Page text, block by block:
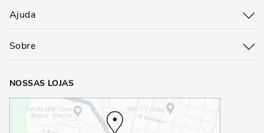
Ajuda
Sobre
NOSSAS LOJAS